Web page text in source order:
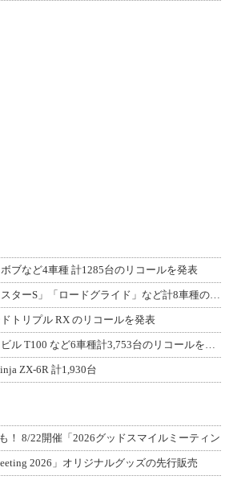
ブなど4車種 計1285台のリコールを発表
トリプル RX のリコールを発表
ZX-6R 計1,930台
！ 8/22開催「2026グッドスマイルミーティン
2026」オリジナルグッズの先行販売